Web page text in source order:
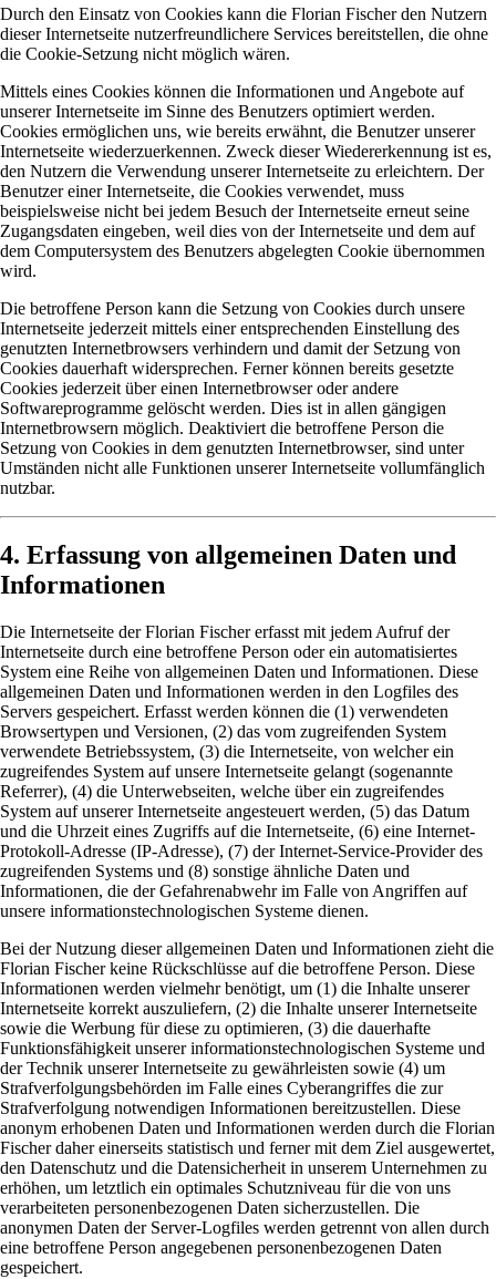
Durch den Einsatz von Cookies kann die Florian Fischer den Nutzern
dieser Internetseite nutzerfreundlichere Services bereitstellen, die ohne
die Cookie-Setzung nicht möglich wären.
Mittels eines Cookies können die Informationen und Angebote auf
unserer Internetseite im Sinne des Benutzers optimiert werden.
Cookies ermöglichen uns, wie bereits erwähnt, die Benutzer unserer
Internetseite wiederzuerkennen. Zweck dieser Wiedererkennung ist es,
den Nutzern die Verwendung unserer Internetseite zu erleichtern. Der
Benutzer einer Internetseite, die Cookies verwendet, muss
beispielsweise nicht bei jedem Besuch der Internetseite erneut seine
Zugangsdaten eingeben, weil dies von der Internetseite und dem auf
dem Computersystem des Benutzers abgelegten Cookie übernommen
wird.
Die betroffene Person kann die Setzung von Cookies durch unsere
Internetseite jederzeit mittels einer entsprechenden Einstellung des
genutzten Internetbrowsers verhindern und damit der Setzung von
Cookies dauerhaft widersprechen. Ferner können bereits gesetzte
Cookies jederzeit über einen Internetbrowser oder andere
Softwareprogramme gelöscht werden. Dies ist in allen gängigen
Internetbrowsern möglich. Deaktiviert die betroffene Person die
Setzung von Cookies in dem genutzten Internetbrowser, sind unter
Umständen nicht alle Funktionen unserer Internetseite vollumfänglich
nutzbar.
4. Erfassung von allgemeinen Daten und
Informationen
Die Internetseite der Florian Fischer erfasst mit jedem Aufruf der
Internetseite durch eine betroffene Person oder ein automatisiertes
System eine Reihe von allgemeinen Daten und Informationen. Diese
allgemeinen Daten und Informationen werden in den Logfiles des
Servers gespeichert. Erfasst werden können die (1) verwendeten
Browsertypen und Versionen, (2) das vom zugreifenden System
verwendete Betriebssystem, (3) die Internetseite, von welcher ein
zugreifendes System auf unsere Internetseite gelangt (sogenannte
Referrer), (4) die Unterwebseiten, welche über ein zugreifendes
System auf unserer Internetseite angesteuert werden, (5) das Datum
und die Uhrzeit eines Zugriffs auf die Internetseite, (6) eine Internet-
Protokoll-Adresse (IP-Adresse), (7) der Internet-Service-Provider des
zugreifenden Systems und (8) sonstige ähnliche Daten und
Informationen, die der Gefahrenabwehr im Falle von Angriffen auf
unsere informationstechnologischen Systeme dienen.
Bei der Nutzung dieser allgemeinen Daten und Informationen zieht die
Florian Fischer keine Rückschlüsse auf die betroffene Person. Diese
Informationen werden vielmehr benötigt, um (1) die Inhalte unserer
Internetseite korrekt auszuliefern, (2) die Inhalte unserer Internetseite
sowie die Werbung für diese zu optimieren, (3) die dauerhafte
Funktionsfähigkeit unserer informationstechnologischen Systeme und
der Technik unserer Internetseite zu gewährleisten sowie (4) um
Strafverfolgungsbehörden im Falle eines Cyberangriffes die zur
Strafverfolgung notwendigen Informationen bereitzustellen. Diese
anonym erhobenen Daten und Informationen werden durch die Florian
Fischer daher einerseits statistisch und ferner mit dem Ziel ausgewertet,
den Datenschutz und die Datensicherheit in unserem Unternehmen zu
erhöhen, um letztlich ein optimales Schutzniveau für die von uns
verarbeiteten personenbezogenen Daten sicherzustellen. Die
anonymen Daten der Server-Logfiles werden getrennt von allen durch
eine betroffene Person angegebenen personenbezogenen Daten
gespeichert.